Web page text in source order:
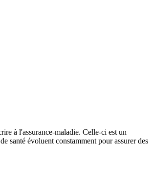
à l'assurance-maladie. Celle-ci est un
santé évoluent constamment pour assurer des